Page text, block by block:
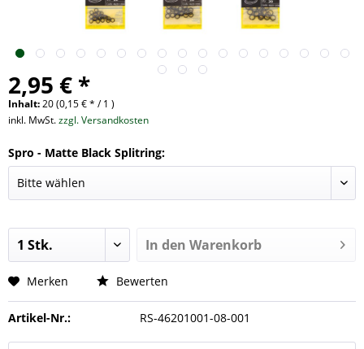
2,95 € *
Inhalt:20 (0,15 € * / 1 )
inkl. MwSt.zzgl. Versandkosten
Spro - Matte Black Splitring:
In den Warenkorb
Merken Bewerten
Artikel-Nr.: RS-46201001-08-001